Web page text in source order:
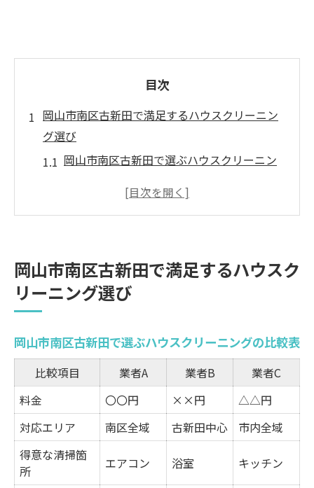
目次
岡山市南区古新田で満足するハウスクリーニン
グ選び
岡山市南区古新田で選ぶハウスクリーニン
満足度重視ならハウスクリーニングのポイ
依頼
地域密着型ハウスクリーニングの魅力とは
の選び方
ハウスクリーニングの仕上がりに納得する秘訣
を解説
仕上がり満足度で選ぶハウスクリーニング
の比較
ハウスクリーニング依頼時に確認すべきチ
ェック項目
岡山市南区古新田で満足するハウスク
リーニング選び
岡山市南区古新田で選ぶハウスクリーニングの比較表
比較項目 業者A 業者B
業者C
料金
〇〇円 ××円
△△円
対応エリア
南区全域 古新田中心
市内全域
得意な清掃箇
所
エアコン 浴室 キッチン